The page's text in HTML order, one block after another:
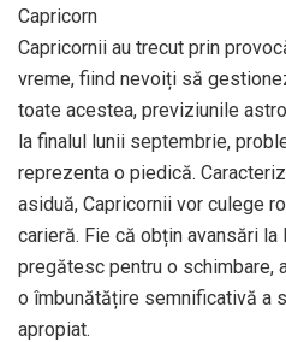
Capricorn
Capricornii au trecut prin
vreme, fiind nevoiți să
toate acestea, previziunile
la finalul lunii septembrie,
reprezenta o piedică.
asiduă, Capricornii vor culege
carieră. Fie că obțin avansări
pregătesc pentru o schimbare,
o îmbunătățire semnificativă a
apropiat.